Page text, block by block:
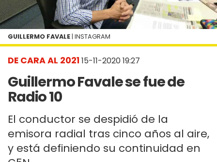
DE CARA AL 2021 15-11-2020 19:27
Guillermo Favale se fue de
Radio 10
El conductor se despidió de la
emisora radial tras cinco años al aire,
y está definiendo su continuidad en
GUILLERMO FAVALE | INSTAGRAM